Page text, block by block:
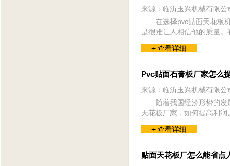
来源：临沂玉兴机械有限
在选择pvc贴面天花板
是很难让人相信他的质量
+ 查看详细
Pvc贴面石膏板厂家怎么
来源：临沂玉兴机械有限
随着我国经济形势的
天花板厂家，如何提高利
+ 查看详细
贴面天花板厂怎么能省点